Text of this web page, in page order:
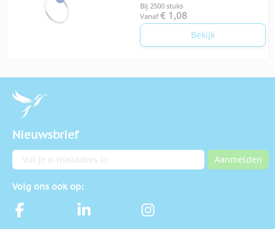
Bij 2500 stuks
Vanaf € 1,08
Bekijk
Nieuwsbrief
E-mailadres Aanmelden
Volg ons ook op: